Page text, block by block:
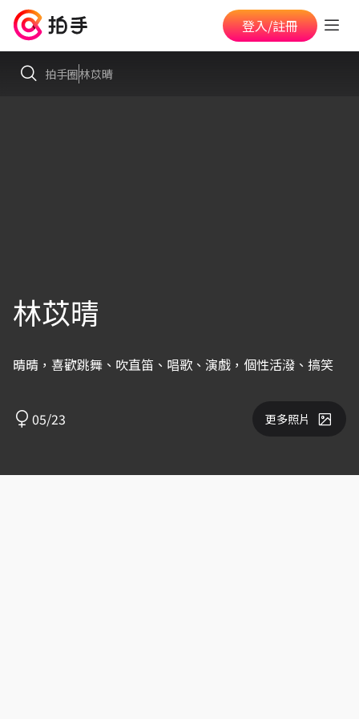
登入/註冊
拍手圈林苡晴
林苡晴
晴晴，喜歡跳舞、吹直笛、唱歌、演戲，個性活潑、搞笑
05/23 更多照片